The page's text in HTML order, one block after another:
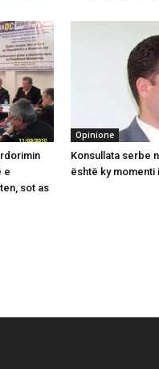
e
sot as
Opinione
Konsullata serbe
është ky momenti